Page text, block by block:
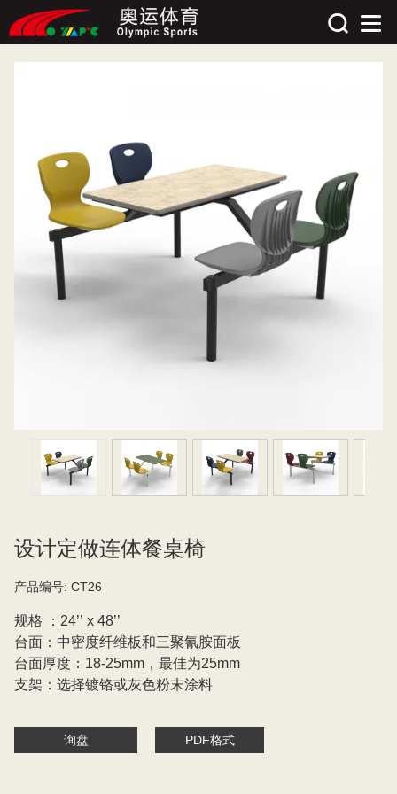
设计定做连体餐桌椅
产品编号: CT26
规格 ：24’’ x 48’’
台面：中密度纤维板和三聚氰胺面板
台面厚度：18-25mm，最佳为25mm
支架：选择镀铬或灰色粉末涂料
询盘 PDF格式